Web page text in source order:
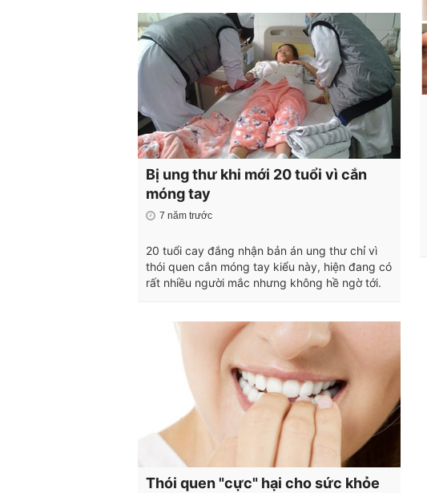
Bị ung thư khi mới 20 tuổi vì cắn
móng tay
7 năm trước
20 tuổi cay đắng nhận bản án ung thư chỉ vì
thói quen cắn móng tay kiểu này, hiện đang có
rất nhiều người mắc nhưng không hề ngờ tới.
Thói quen "cực" hại cho sức khỏe